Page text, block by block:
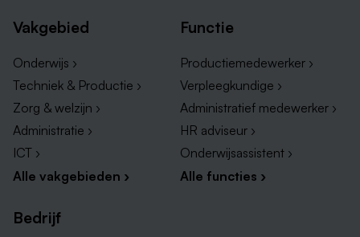
Vakgebied
Onderwijs ›
Techniek & Productie ›
Zorg & welzijn ›
Administratie ›
ICT ›
Alle vakgebieden ›
Functie
Productiemedewerker ›
Verpleegkundige ›
Administratief medewerker ›
HR adviseur ›
Onderwijsassistent ›
Alle functies ›
Bedrijf